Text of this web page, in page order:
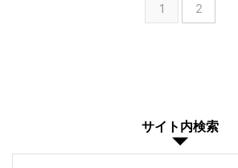
1 2
サイト内検索